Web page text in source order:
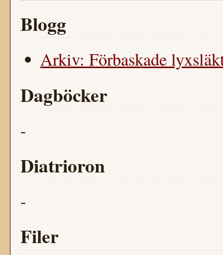
Blogg
Arkiv: Förbaskade
Dagböcker
-
Diatrioron
-
Filer